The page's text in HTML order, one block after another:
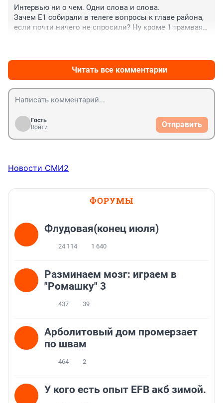
машинами
-когда отремонтируют перекресток ул НВасильева - ул
Викулова-летом лужа, зимой- каток
чтобы можно было без пересадок доехать до Цирка,
конечно отрапортовала Администрация В-И р-она на
все наши "когда"-запланировано на 2028г !!!!
Интервью ни о чем. Одни слова и слова.
Зачем Е1 собирали в телеге вопросы к главе района,
если почти ничего не спросили? Ну кроме 1 трамвая и
в районе нормальной не дождаться)
Читать все комментарии
Гость
Войти
Отправить
Новости СМИ2
ФОРУМЫ
Флудовая(конец июля)
24 114 1 640
Разминаем мозг: играем в
"Ромашку" 3
437 39
Арболитовый дом промерзает
по швам
464 2
У кого есть опыт EFB акб зимой.